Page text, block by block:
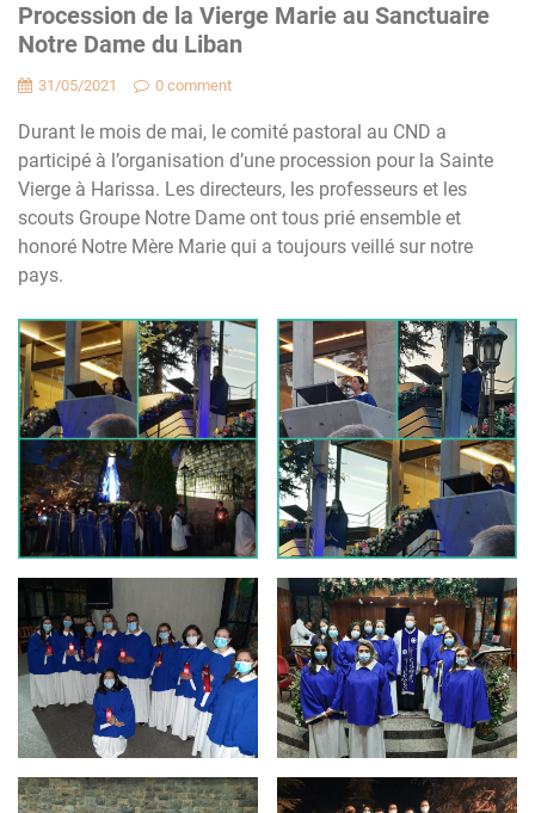
Procession de la Vierge Marie au Sanctuaire
Notre Dame du Liban
31/05/2021 0 comment
Durant le mois de mai, le comité pastoral au CND a
participé à l’organisation d’une procession pour la Sainte
Vierge à Harissa. Les directeurs, les professeurs et les
scouts Groupe Notre Dame ont tous prié ensemble et
honoré Notre Mère Marie qui a toujours veillé sur notre
pays.